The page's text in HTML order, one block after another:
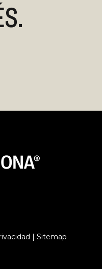
| Sitemap